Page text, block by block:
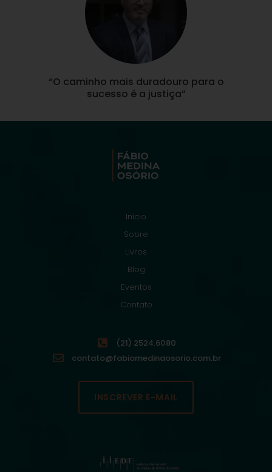
“O caminho mais duradouro para o
sucesso é a justiça”
Início
Sobre
Livros
Blog
Eventos
Contato
(21) 2524.6080
contato@fabiomedinaosorio.com.br
INSCREVER E-MAIL